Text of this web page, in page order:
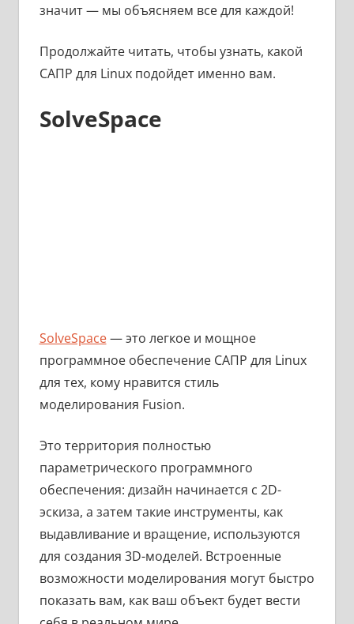
значит — мы объясняем все для каждой!
Продолжайте читать, чтобы узнать, какой
САПР для Linux подойдет именно вам.
SolveSpace
SolveSpace— это легкое и мощное
программное обеспечение САПР для Linux
для тех, кому нравится стиль
моделирования Fusion.
Это территория полностью
параметрического программного
обеспечения: дизайн начинается с 2D-
эскиза, а затем такие инструменты, как
выдавливание и вращение, используются
для создания 3D-моделей. Встроенные
возможности моделирования могут быстро
показать вам, как ваш объект будет вести